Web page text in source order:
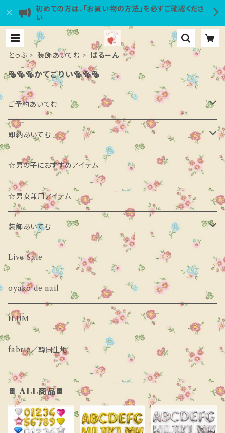
初めての方は、「お買い物の方法」を必ずご確認くださ
い
とっぷ 装飾あいてむ ばるーん
🥯🥯🥯かてごりい🥯🥯🥯
ご予約あいてむ
ブランド別
minimal
daily bebe
milk powder
Babar mignon
peach peach
Pleanee Aterlier
momo ann
hans
pink151
カテゴリ別
あうたー
とっぷす
ぼとむす
わんぴーす
せっとあっぷ
ろんぱーす
しゅーず
その他あいてむ
即納あいてむ
ブランド別
neneru
poisson
momo ann
LIND
hans
pink151
aiai
KIDDLY
urban rabbit
カテゴリ別
あうたー
とっぷす
わんぴーす
ぼとむす
せっとあっぷ
Oyako de Nail
☆男の子におすすめアイテム
☆男女兼用アイテム
装飾あいてむ
ばるーん
Live Sale
oyako de nail
ILUM
fabric／韓国生地
🍫 ALL商品🍫